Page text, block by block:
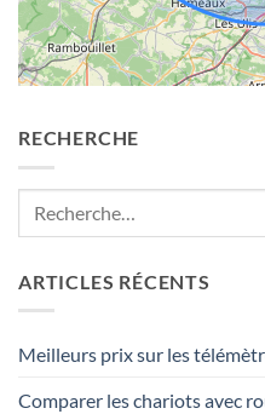
RECHERCHE
ARTICLES RÉCENTS
Meilleurs prix sur les
Comparer les chariots avec